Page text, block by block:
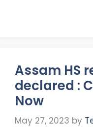
Assam HS
declared :
Now
May 27, 2023 by